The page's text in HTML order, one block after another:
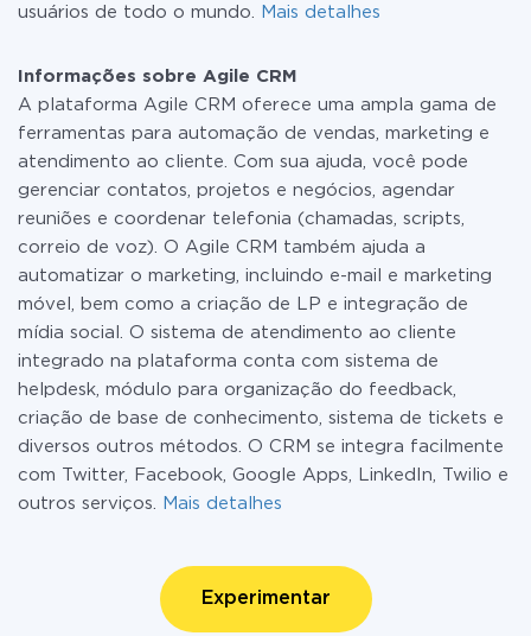
usuários de todo o mundo.
Mais detalhes
Informações sobre Agile CRM
A plataforma Agile CRM oferece uma ampla gama de
ferramentas para automação de vendas, marketing e
atendimento ao cliente. Com sua ajuda, você pode
gerenciar contatos, projetos e negócios, agendar
reuniões e coordenar telefonia (chamadas, scripts,
correio de voz). O Agile CRM também ajuda a
automatizar o marketing, incluindo e-mail e marketing
móvel, bem como a criação de LP e integração de
mídia social. O sistema de atendimento ao cliente
integrado na plataforma conta com sistema de
helpdesk, módulo para organização do feedback,
criação de base de conhecimento, sistema de tickets e
diversos outros métodos. O CRM se integra facilmente
com Twitter, Facebook, Google Apps, LinkedIn, Twilio e
outros serviços.
Mais detalhes
Experimentar